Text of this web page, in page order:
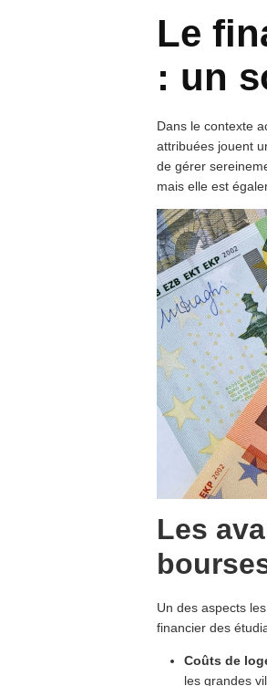
Le
: un
Dans le contexte
attribuées jouent
de gérer
mais elle est
Les
Un des aspects
financier des
Coûts de
les grandes